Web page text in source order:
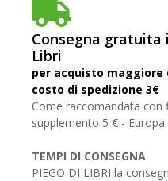
Consegna gratuita
Libri
per acquisto
costo di spedizione 3€
Come raccomandata con
supplemento 5 € - Europa
TEMPI DI CONSEGNA
PIEGO DI LIBRI la